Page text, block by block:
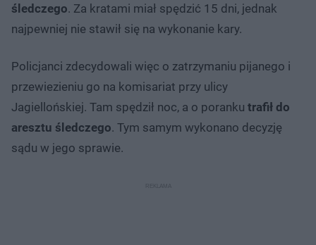
śledczego. Za kratami miał spędzić 15 dni, jednak
najpewniej nie stawił się na wykonanie kary.
Policjanci zdecydowali więc o zatrzymaniu pijanego i
przewiezieniu go na komisariat przy ulicy
Jagiellońskiej. Tam spędził noc, a o poranku trafił do
aresztu śledczego. Tym samym wykonano decyzję
sądu w jego sprawie.